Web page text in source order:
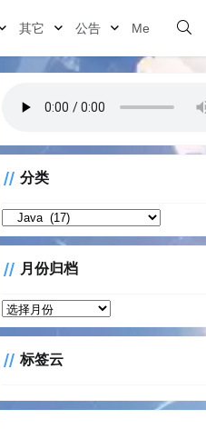
其它 公告 Me
分类
类
月份归档
月
份
档 标签云